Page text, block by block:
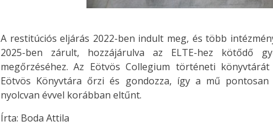
A restitúciós eljárás 2022-ben indult meg, és több
2025-ben zárult, hozzájárulva az ELTE-hez kötődő
megőrzéséhez. Az Eötvös Collegium történeti
Eötvös Könyvtára őrzi és gondozza, így a mű
nyolcvan évvel korábban eltűnt.
Írta: Boda Attila